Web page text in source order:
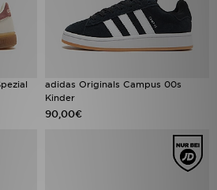
adidas Originals Campus 00s
Kinder
90,00€